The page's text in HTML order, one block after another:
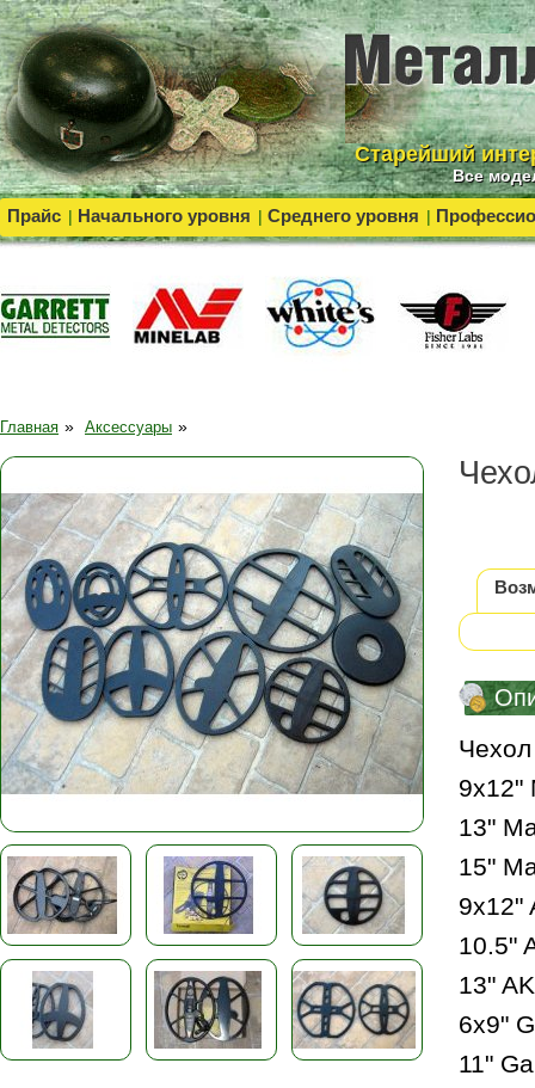
Cтарейший
Все
Прайс | Начального уровня | Среднего уровня |
Главная » Аксессуары »
9х12"
13"
15"
9x12"
10.5"
13"
6x9"
11"